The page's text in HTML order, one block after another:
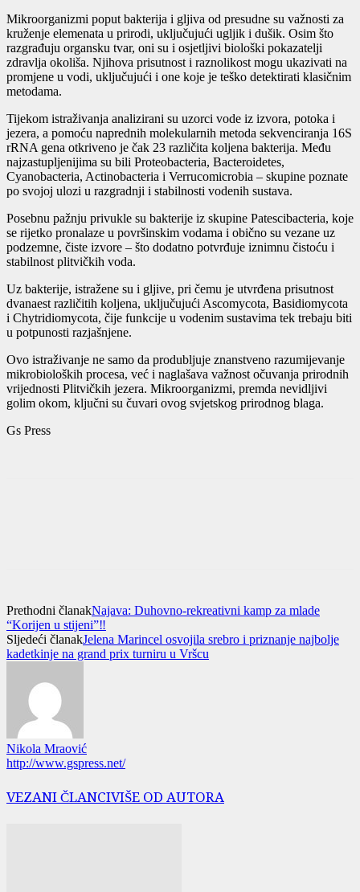
Mikroorganizmi poput bakterija i gljiva od presudne su važnosti za
kruženje elemenata u prirodi, uključujući ugljik i dušik. Osim što
razgrađuju organsku tvar, oni su i osjetljivi biološki pokazatelji
zdravlja okoliša. Njihova prisutnost i raznolikost mogu ukazivati na
promjene u vodi, uključujući i one koje je teško detektirati klasičnim
metodama.
Tijekom istraživanja analizirani su uzorci vode iz izvora, potoka i
jezera, a pomoću naprednih molekularnih metoda sekvenciranja 16S
rRNA gena otkriveno je čak 23 različita koljena bakterija. Među
najzastupljenijima su bili Proteobacteria, Bacteroidetes,
Cyanobacteria, Actinobacteria i Verrucomicrobia – skupine poznate
po svojoj ulozi u razgradnji i stabilnosti vodenih sustava.
Posebnu pažnju privukle su bakterije iz skupine Patescibacteria, koje
se rijetko pronalaze u površinskim vodama i obično su vezane uz
podzemne, čiste izvore – što dodatno potvrđuje iznimnu čistoću i
stabilnost plitvičkih voda.
Uz bakterije, istražene su i gljive, pri čemu je utvrđena prisutnost
dvanaest različitih koljena, uključujući Ascomycota, Basidiomycota
i Chytridiomycota, čije funkcije u vodenim sustavima tek trebaju biti
u potpunosti razjašnjene.
Ovo istraživanje ne samo da produbljuje znanstveno razumijevanje
mikrobioloških procesa, već i naglašava važnost očuvanja prirodnih
vrijednosti Plitvičkih jezera. Mikroorganizmi, premda nevidljivi
golim okom, ključni su čuvari ovog svjetskog prirodnog blaga.
Gs Press
Prethodni članakNajava: Duhovno-rekreativni kamp za mlade
“Korijen u stijeni”‼️
Sljedeći članakJelena Marincel osvojila srebro i priznanje najbolje
kadetkinje na grand prix turniru u Vršcu
Nikola Mraović
http://www.gspress.net/
VEZANI ČLANCIVIŠE OD AUTORA